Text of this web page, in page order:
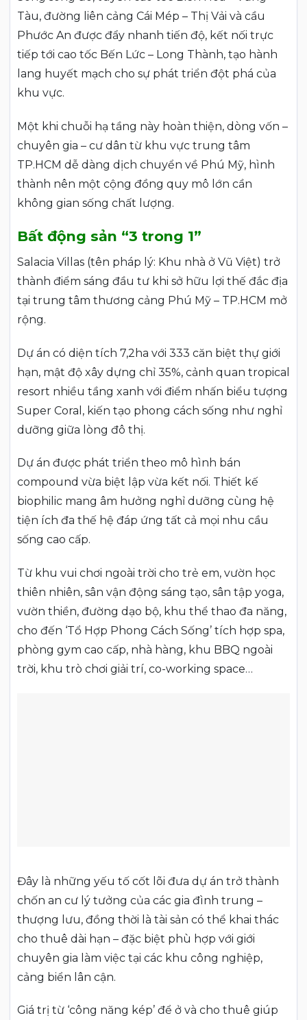
Tàu, đường liên cảng Cái Mép – Thị Vải và cầu
Phước An được đẩy nhanh tiến độ, kết nối trực
tiếp tới cao tốc Bến Lức – Long Thành, tạo hành
lang huyết mạch cho sự phát triển đột phá của
khu vực.
Một khi chuỗi hạ tầng này hoàn thiện, dòng vốn –
chuyên gia – cư dân từ khu vực trung tâm
TP.HCM dễ dàng dịch chuyển về Phú Mỹ, hình
thành nên một cộng đồng quy mô lớn cần
không gian sống chất lượng.
Bất động sản “3 trong 1”
Salacia Villas (tên pháp lý: Khu nhà ở Vũ Việt) trở
thành điểm sáng đầu tư khi sở hữu lợi thế đắc địa
tại trung tâm thương cảng Phú Mỹ – TP.HCM mở
rộng.
Dự án có diện tích 7,2ha với 333 căn biệt thự giới
hạn, mật độ xây dựng chỉ 35%, cảnh quan tropical
resort nhiều tầng xanh với điểm nhấn biểu tượng
Super Coral, kiến tạo phong cách sống như nghỉ
dưỡng giữa lòng đô thị.
Dự án được phát triển theo mô hình bán
compound vừa biệt lập vừa kết nối. Thiết kế
biophilic mang âm hưởng nghỉ dưỡng cùng hệ
tiện ích đa thế hệ đáp ứng tất cả mọi nhu cầu
sống cao cấp.
Từ khu vui chơi ngoài trời cho trẻ em, vườn học
thiên nhiên, sân vận động sáng tạo, sân tập yoga,
vườn thiền, đường dạo bộ, khu thể thao đa năng,
cho đến ‘Tổ Hợp Phong Cách Sống’ tích hợp spa,
phòng gym cao cấp, nhà hàng, khu BBQ ngoài
trời, khu trò chơi giải trí, co-working space…
Đây là những yếu tố cốt lõi đưa dự án trở thành
chốn an cư lý tưởng của các gia đình trung –
thượng lưu, đồng thời là tài sản có thể khai thác
cho thuê dài hạn – đặc biệt phù hợp với giới
chuyên gia làm việc tại các khu công nghiệp,
cảng biển lân cận.
Giá trị từ ‘công năng kép’ để ở và cho thuê giúp